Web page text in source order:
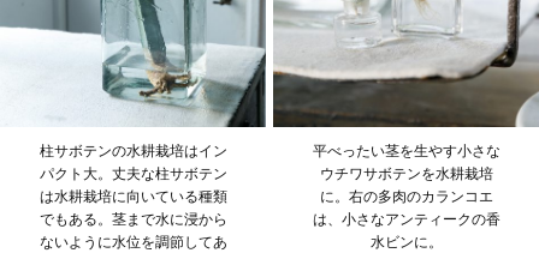
柱サボテンの水耕栽培はイン
パクト大。丈夫な柱サボテン
は水耕栽培に向いている種類
でもある。茎まで水に浸から
ないように水位を調節してあ
平べったい茎を生やす小さな
ウチワサボテンを水耕栽培
に。右の多肉のカランコエ
は、小さなアンティークの香
水ビンに。